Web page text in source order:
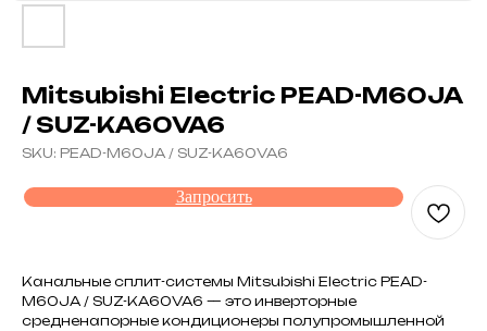
Mitsubishi Electric PEAD-M60JA
/ SUZ-KA60VA6
SKU: PEAD-M60JA / SUZ-KA60VA6
Запросить
Канальные сплит-системы Mitsubishi Electric PEAD-
M60JA / SUZ-KA60VA6 — это инверторные
средненапорные кондиционеры полупромышленной